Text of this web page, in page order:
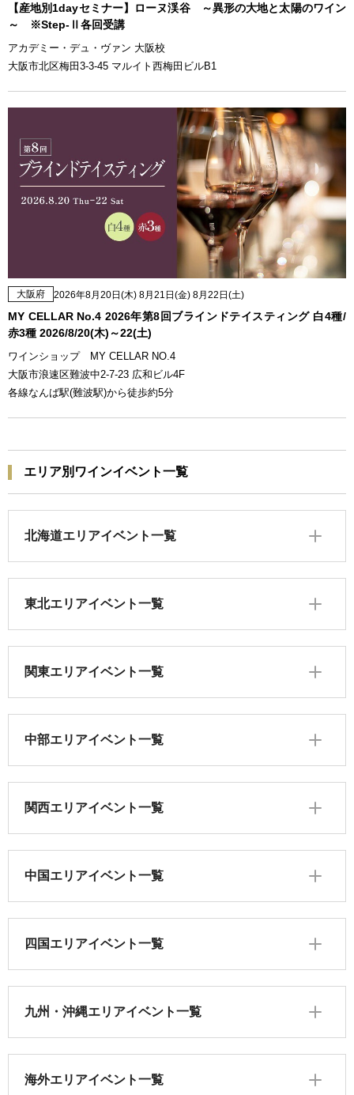
【産地別1dayセミナー】ローヌ渓谷 ～異形の大地と太陽のワイン
～ ※Step-Ⅱ各回受講
アカデミー・デュ・ヴァン 大阪校
大阪市北区梅田3-3-45 マルイト西梅田ビルB1
大阪府 2026年8月20日(木) 8月21日(金) 8月22日(土)
MY CELLAR No.4 2026年第8回ブラインドテイスティング 白4種/
赤3種 2026/8/20(木)～22(土)
ワインショップ MY CELLAR NO.4
大阪市浪速区難波中2-7-23 広和ビル4F
各線なんば駅(難波駅)から徒歩約5分
エリア別ワインイベント一覧
北海道エリアイベント一覧
東北エリアイベント一覧
関東エリアイベント一覧
中部エリアイベント一覧
関西エリアイベント一覧
中国エリアイベント一覧
四国エリアイベント一覧
九州・沖縄エリアイベント一覧
海外エリアイベント一覧